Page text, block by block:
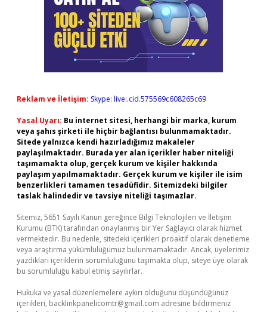
Reklam ve İletişim: Skype: live:.cid.575569c608265c69
Yasal Uyarı: Bu internet sitesi, herhangi bir marka, kurum
veya şahıs şirketi ile hiçbir bağlantısı bulunmamaktadır.
Sitede yalnızca kendi hazırladığımız makaleler
paylaşılmaktadır. Burada yer alan içerikler haber niteliği
taşımamakta olup, gerçek kurum ve kişiler hakkında
paylaşım yapılmamaktadır. Gerçek kurum ve kişiler ile isim
benzerlikleri tamamen tesadüfidir. Sitemizdeki bilgiler
taslak halindedir ve tavsiye niteliği taşımazlar.
Sitemiz, 5651 Sayılı Kanun gereğince Bilgi Teknolojileri ve İletişim
Kurumu (BTK) tarafından onaylanmış bir Yer Sağlayıcı olarak hizmet
vermektedir. Bu nedenle, sitedeki içerikleri proaktif olarak denetleme
veya araştırma yükümlülüğümüz bulunmamaktadır. Ancak, üyelerimiz
yazdıkları içeriklerin sorumluluğunu taşımakta olup, siteye üye olarak
bu sorumluluğu kabul etmiş sayılırlar.
Hukuka ve yasal düzenlemelere aykırı olduğunu düşündüğünüz
içerikleri, backlinkpanelicomtr@gmail.com adresine bildirmeniz